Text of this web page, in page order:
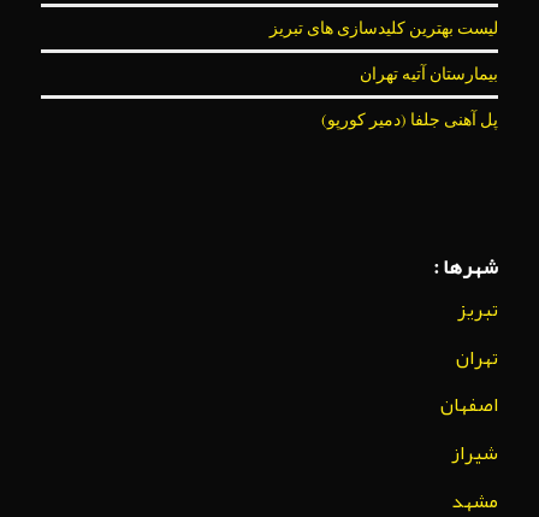
لیست بهترین کلیدسازی های تبریز
بیمارستان آتیه تهران
پل آهنی جلفا (دمیر کورپو)
شهرها :
تبریز
تهران
اصفهان
شیراز
مشهد